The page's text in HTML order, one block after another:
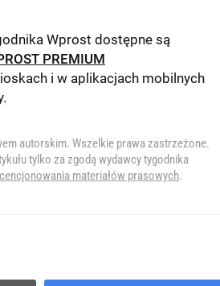
Wprost dostępne są
PREMIUM
i w aplikacjach mobilnych
.
autorskim. Wszelkie prawa zastrzeżone.
tylko za zgodą wydawcy tygodnika
materiałów prasowych.